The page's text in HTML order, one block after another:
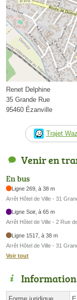
Renet Delphine
35 Grande Rue
95460 Ézanville
Trajet
Venir en
En bus
Ligne 269, à 38 m
Arrêt Hôtel de Ville - 31
Ligne Soir, à 65 m
Arrêt Hôtel de Ville - 2 Rue
Ligne 1517, à 38 m
Arrêt Hôtel de Ville - 31
Voir tout